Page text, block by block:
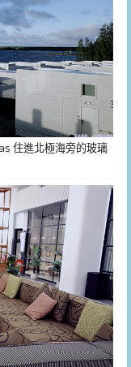
住進北極海旁的玻璃